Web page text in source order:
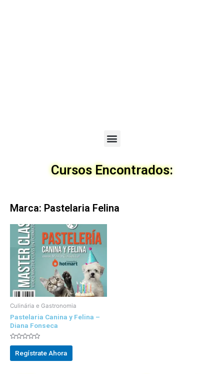
Menu
Cursos Encontrados:
Marca: Pastelaria Felina
Culinária e Gastronomia
Pastelaria Canina y Felina –
Diana Fonseca
Avaliado
out
of
Regístrate Ahora